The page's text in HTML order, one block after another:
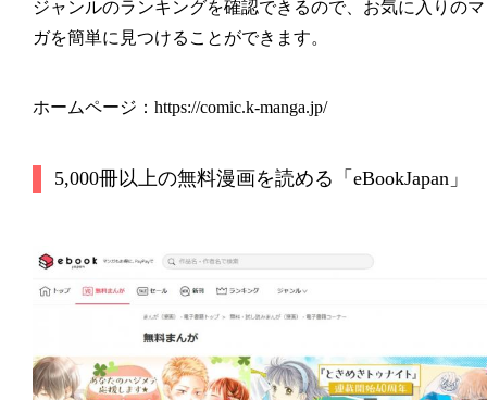
ジャンルのランキングを確認できるので、お気に入りの
ガを簡単に見つけることができます。
ホームページ：https://comic.k-manga.jp/
5,000冊以上の無料漫画を読める「eBookJapan」